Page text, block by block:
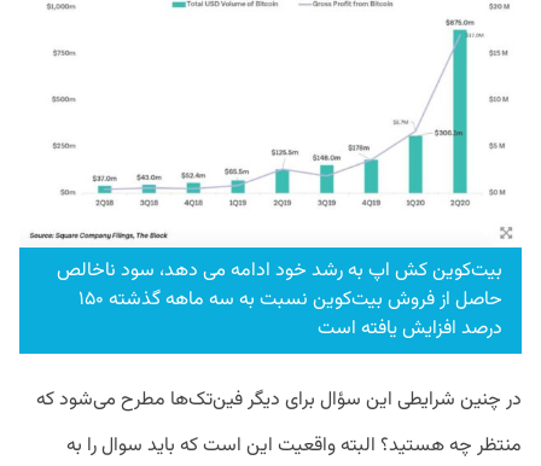
بیت‌کوین کش اپ به رشد خود ادامه می دهد، سود ناخالص
حاصل از فروش بیت‌کوین نسبت به سه ماهه گذشته ۱۵۰
درصد افزایش یافته است
در چنین شرایطی این سؤال برای دیگر فین‌تک‌ها مطرح می‌شود که
منتظر چه هستید؟ البته واقعیت این است که باید سوال را به